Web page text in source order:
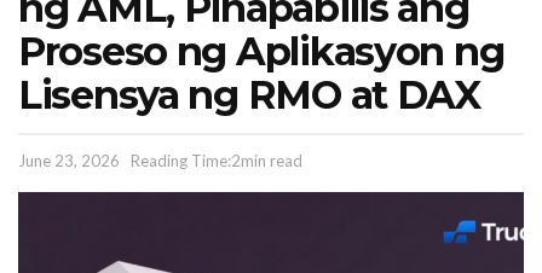
Proseso ng Aplikasyon ng
Lisensya ng RMO at DAX
June 23, 2026 Reading Time:2min read